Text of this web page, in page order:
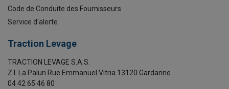
Code de Conduite des Fournisseurs
Service d'alerte
Traction Levage
TRACTION LEVAGE S.A.S.
Z.I. La Palun Rue Emmanuel Vitria 13120 Gardanne
04 42 65 46 80